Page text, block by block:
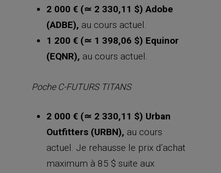
2 000 € (≃ 2 330,11 $) Adobe
(ADBE), au cours actuel.
1 200 € (≃ 1 398,06 $) Equinor
(EQNR), au cours actuel.
Poche C-FUTURS TITANS
2 000 € (≃ 2 330,11 $) Urban
Outfitters (URBN), au cours
actuel. Je rehausse le prix d’achat
maximum à 85 $ suite aux